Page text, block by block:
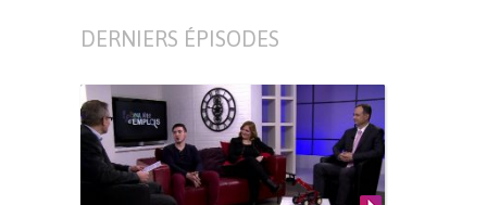
DERNIERS ÉPISODES